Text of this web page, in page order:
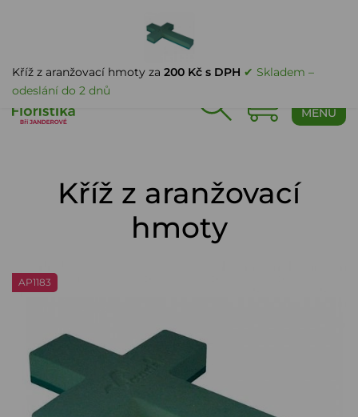
MENU
Kříž z aranžovací
hmoty
AP1183
Kříž z aranžovací hmoty za 200 Kč s DPH ✔ Skladem –
odeslání do 2 dnů